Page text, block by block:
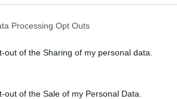
Processing Opt Outs
out of the Sharing of my personal data.
out of the Sale of my Personal Data.
XXX. találkozóját